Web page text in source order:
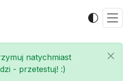
natychmiast
- przetestuj! :)